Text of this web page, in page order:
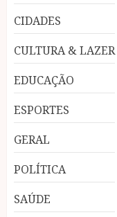
CIDADES
CULTURA & LAZER
EDUCAÇÃO
ESPORTES
GERAL
POLÍTICA
SAÚDE